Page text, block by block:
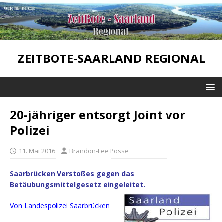
ZEITBOTE-SAARLAND REGIONAL
20-jähriger entsorgt Joint vor
Polizei
11. Mai 2016 Brandon-Lee Posse
Saarbrücken.Verstoßes gegen das
Betäubungsmittelgesetz eingeleitet.
Von Landespolizei Saarbrücken